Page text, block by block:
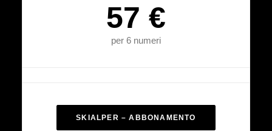
57 €
per 6 numeri
SKIALPER – ABBONAMENTO